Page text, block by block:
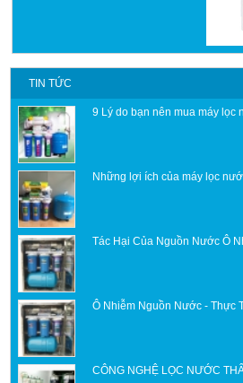
TIN TỨC
9 Lý do bạn nên mua máy lọc
Những lợi ích của máy lọc
Tác Hại Của Nguồn Nước Ô
Ô Nhiễm Nguồn Nước - Thực
CÔNG NGHỆ LỌC NƯỚC